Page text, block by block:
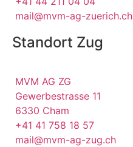
mail@mvm-ag-zuerich.ch
Standort Zug
MVM AG ZG
Gewerbestrasse 11
6330 Cham
+41 41 758 18 57
mail@mvm-ag-zug.ch